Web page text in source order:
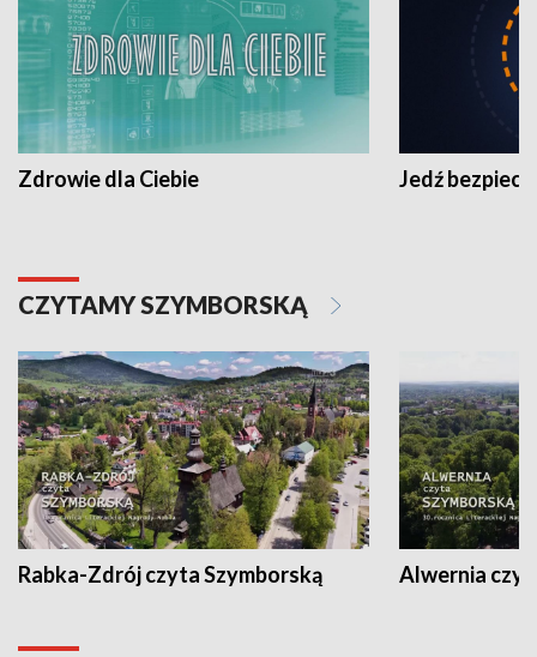
Zdrowie dla Ciebie Jedź
CZYTAMY SZYMBORSKĄ
Rabka-Zdrój czyta Szymborską Alwernia